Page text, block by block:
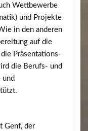
Wettbewerbe
und Projekte
in den anderen
auf die
Präsentations-
die Berufs- und
und
Genf, der